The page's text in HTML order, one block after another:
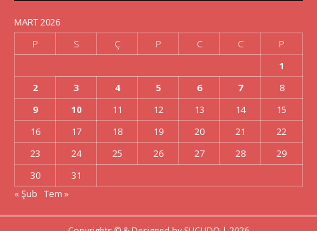
MART 2026
P
S Ç P C C
P
1
2
3 4 5 6 7
8
9
10 11 12 13 14
15
16
17 18 19 20 21
22
23
24 25 26 27 28
29
30
31
« Şub Tem »